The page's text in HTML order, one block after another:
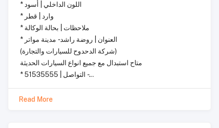
* اللون الداخلي | أسود
* وارد | قطر
* ملاحظات | بحالة الوكالة
* العنوان | روضة راشد - مدينة مواتر
(شركة الدحدوح للسيارات والتجارة)
متاح استبدال مع جميع انواع السيارات الحديثة
* التواصل | 51535555 -...
Read More